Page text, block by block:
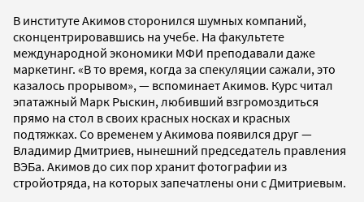
В институте Акимов сторонился шумных компаний,
сконцентрировавшись на учебе. На факультете
международной экономики МФИ преподавали даже
маркетинг. «В то время, когда за спекуляции сажали, это
казалось прорывом», — вспоминает Акимов. Курс читал
эпатажный Марк Рыскин, любивший взгромоздиться
прямо на стол в своих красных носках и красных
подтяжках. Со временем у Акимова появился друг —
Владимир Дмитриев, нынешний председатель правления
ВЭБа. Акимов до сих пор хранит фотографии из
стройотряда, на которых запечатлены они с Дмитриевым.